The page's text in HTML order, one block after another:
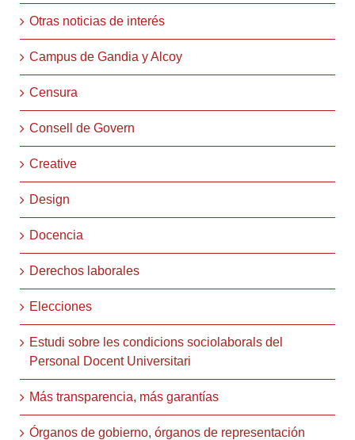
Otras noticias de interés
Campus de Gandia y Alcoy
Censura
Consell de Govern
Creative
Design
Docencia
Derechos laborales
Elecciones
Estudi sobre les condicions sociolaborals del
Personal Docent Universitari
Más transparencia, más garantías
Órganos de gobierno, órganos de representación